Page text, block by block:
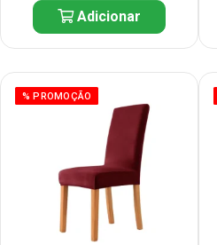
Adicionar
% PROMOÇÃO